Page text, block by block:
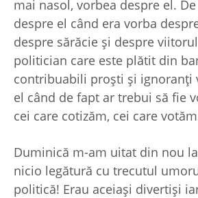
mai nasol, vorbea despre el.
despre el când era vorba
despre sărăcie şi despre
politician care este plătit din
contribuabili proşti şi ignoranţi
el când de fapt ar trebui să fie
cei care cotizăm, cei care
Duminică m-am uitat din nou
nicio legătură cu trecutul
politică! Erau aceiaşi divertişi